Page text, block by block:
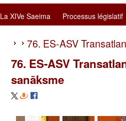
La XIVe Saeima Processus législatif
76. ES-ASV
76. ES-ASV
sanāksme